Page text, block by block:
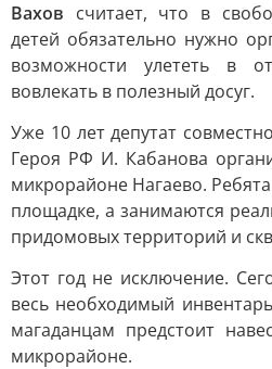
Вахов считает, что в
детей обязательно нужно
возможности улететь в
вовлекать в полезный досуг.
Уже 10 лет депутат
Героя РФ И. Кабанова
микрорайоне Нагаево.
площадке, а занимаются
придомовых территорий и
Этот год не исключение.
весь необходимый
магаданцам предстоит
микрорайоне.